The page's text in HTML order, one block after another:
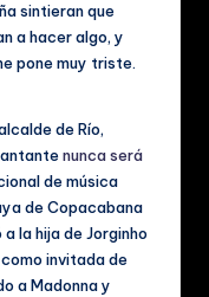
sintieran que
a hacer algo, y
pone muy triste.
de Río,
nunca será
de música
de Copacabana
la hija de Jorginho
invitada de
a Madonna y